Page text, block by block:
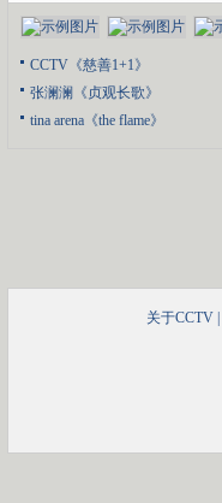
CCTV《慈善1+1》
张澜澜《贞观长歌》
tina arena《the flame》
关于CCTV |